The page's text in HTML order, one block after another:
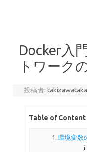
Docker入
トワーク
投稿者:
Table of Content
環境変数